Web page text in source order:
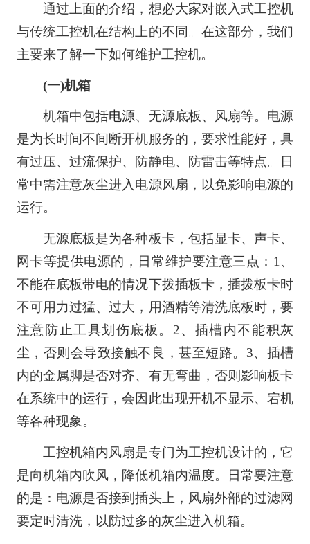
通过上面的介绍，想必大家对嵌入式工控机
与传统工控机在结构上的不同。在这部分，我们
主要来了解一下如何维护工控机。
(一)机箱
机箱中包括电源、无源底板、风扇等。电源
是为长时间不间断开机服务的，要求性能好，具
有过压、过流保护、防静电、防雷击等特点。日
常中需注意灰尘进入电源风扇，以免影响电源的
运行。
无源底板是为各种板卡，包括显卡、声卡、
网卡等提供电源的，日常维护要注意三点：1、
不能在底板带电的情况下拨插板卡，插拨板卡时
不可用力过猛、过大，用酒精等清洗底板时，要
注意防止工具划伤底板。2、插槽内不能积灰
尘，否则会导致接触不良，甚至短路。3、插槽
内的金属脚是否对齐、有无弯曲，否则影响板卡
在系统中的运行，会因此出现开机不显示、宕机
等各种现象。
工控机箱内风扇是专门为工控机设计的，它
是向机箱内吹风，降低机箱内温度。日常要注意
的是：电源是否接到插头上，风扇外部的过滤网
要定时清洗，以防过多的灰尘进入机箱。